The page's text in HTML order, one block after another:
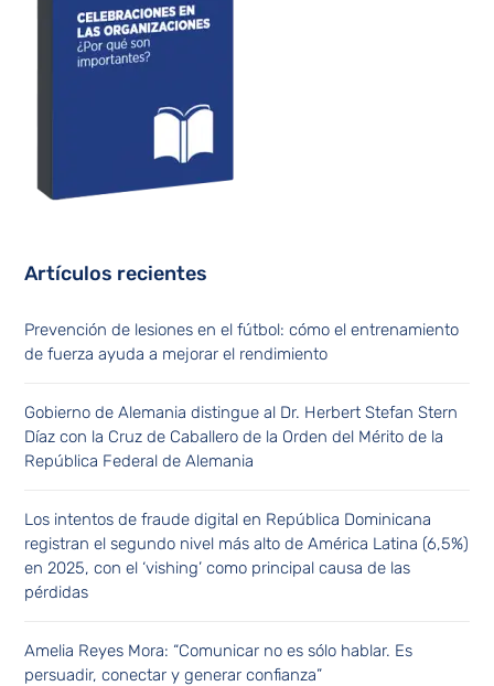
Artículos recientes
Prevención de lesiones en el fútbol: cómo el entrenamiento
de fuerza ayuda a mejorar el rendimiento
Gobierno de Alemania distingue al Dr. Herbert Stefan Stern
Díaz con la Cruz de Caballero de la Orden del Mérito de la
República Federal de Alemania
Los intentos de fraude digital en República Dominicana
registran el segundo nivel más alto de América Latina (6,5%)
en 2025, con el ‘vishing’ como principal causa de las
pérdidas
Amelia Reyes Mora: “Comunicar no es sólo hablar. Es
persuadir, conectar y generar confianza”